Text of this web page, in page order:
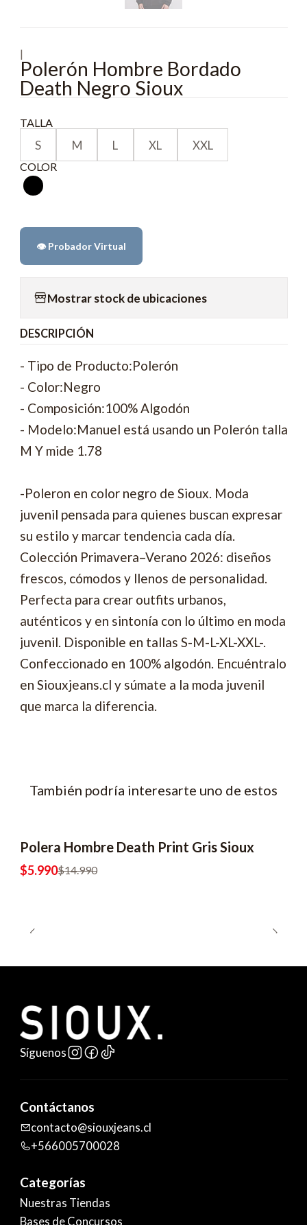
|
Polerón Hombre Bordado
Death Negro Sioux
TALLA
S M L XL XXL
COLOR
👁️ Probador Virtual
Mostrar stock de ubicaciones
DESCRIPCIÓN
- Tipo de Producto:Polerón
- Color:Negro
- Composición:100% Algodón
- Modelo:Manuel está usando un Polerón talla
M Y mide 1.78
-Poleron en color negro de Sioux. Moda
juvenil pensada para quienes buscan expresar
su estilo y marcar tendencia cada día.
Colección Primavera–Verano 2026: diseños
frescos, cómodos y llenos de personalidad.
Perfecta para crear outfits urbanos,
auténticos y en sintonía con lo último en moda
juvenil. Disponible en tallas S-M-L-XL-XXL-.
Confeccionado en 100% algodón. Encuéntralo
en Siouxjeans.cl y súmate a la moda juvenil
que marca la diferencia.
También podría interesarte uno de estos
-60% OFF
2x8990
Polera Hombre Death Print Gris Sioux
$5.990$14.990
Síguenos
Contáctanos
contacto@siouxjeans.cl
+566005700028
Categorías
Nuestras Tiendas
Bases de Concursos